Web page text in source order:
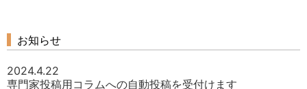
お知らせ
2024.4.22
専門家投稿用コラムへの自動投稿を受付けます